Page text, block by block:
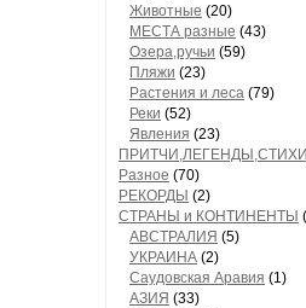
Животные (20)
МЕСТА разные (43)
Озера,ручьи (59)
Пляжи (23)
Растения и леса (79)
Реки (52)
Явления (23)
ПРИТЧИ,ЛЕГЕНДЫ,СТИХИ
Разное (70)
РЕКОРДЫ (2)
СТРАНЫ и КОНТИНЕНТЫ
АВСТРАЛИЯ (5)
УКРАИНА (2)
Саудовская Аравия (1)
АЗИЯ (33)